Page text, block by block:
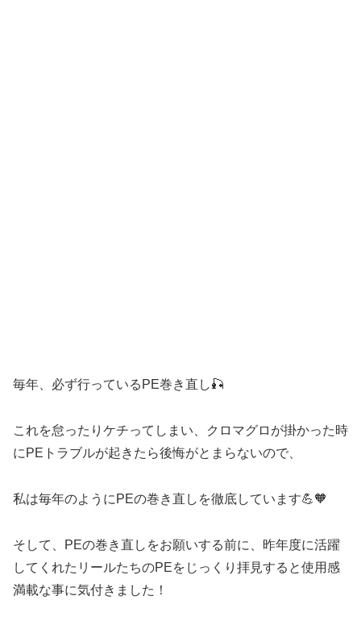
毎年、必ず行っているPE巻き直し🎣
これを怠ったりケチってしまい、クロマグロが掛かった時
にPEトラブルが起きたら後悔がとまらないので、
私は毎年のようにPEの巻き直しを徹底しています💪🧡
そして、PEの巻き直しをお願いする前に、昨年度に活躍
してくれたリールたちのPEをじっくり拝見すると使用感
満載な事に気付きました！